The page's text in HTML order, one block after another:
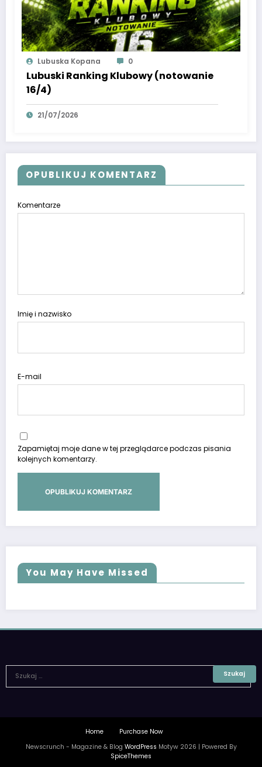
Lubuska Kopana 0
Lubuski Ranking Klubowy (notowanie
16/4)
21/07/2026
OPUBLIKUJ KOMENTARZ
Komentarze
Imię i nazwisko
E-mail
Zapamiętaj moje dane w tej przeglądarce podczas pisania
kolejnych komentarzy.
You May Have Missed
Home
Purchase Now
Newscrunch - Magazine & Blog WordPress Motyw 2026 | Powered By
SpiceThemes